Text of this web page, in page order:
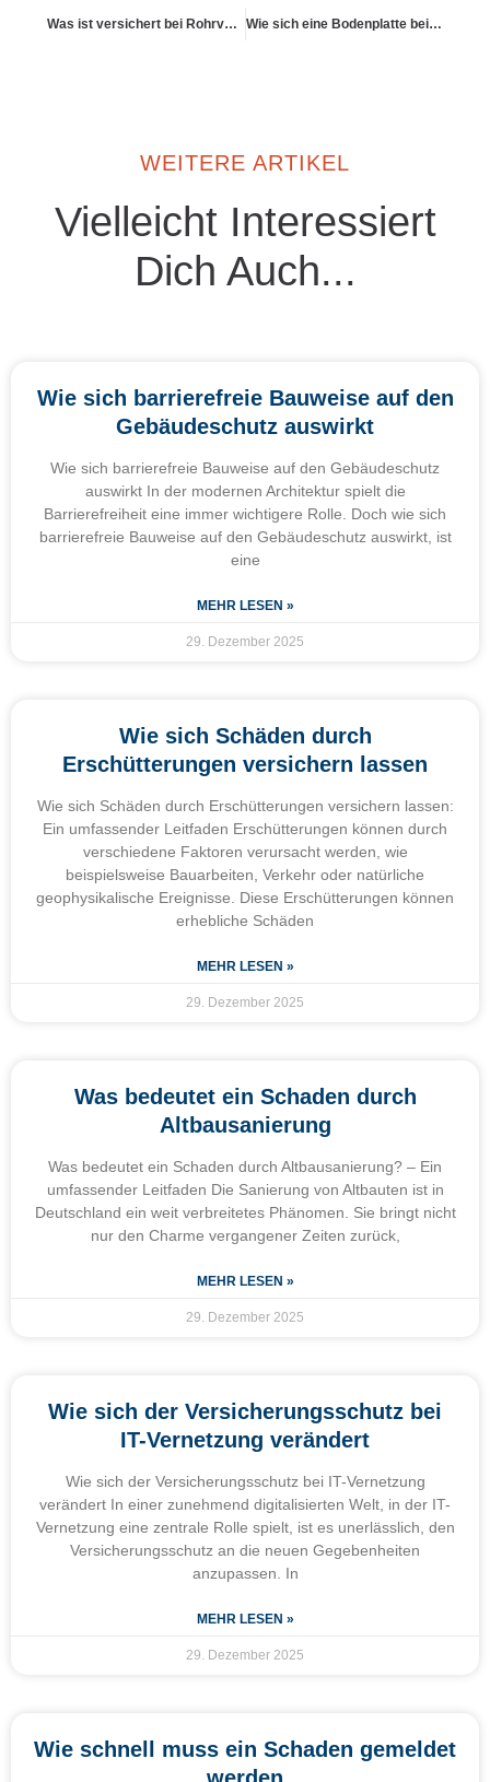
Was ist versichert bei Rohrverstopfung Wie sich eine Bodenplatte bei Rückstau absichern lässt
WEITERE ARTIKEL
Vielleicht Interessiert
Dich Auch...
Wie sich barrierefreie Bauweise auf den
Gebäudeschutz auswirkt
Wie sich barrierefreie Bauweise auf den Gebäudeschutz
auswirkt In der modernen Architektur spielt die
Barrierefreiheit eine immer wichtigere Rolle. Doch wie sich
barrierefreie Bauweise auf den Gebäudeschutz auswirkt, ist
eine
MEHR LESEN »
29. Dezember 2025
Wie sich Schäden durch
Erschütterungen versichern lassen
Wie sich Schäden durch Erschütterungen versichern lassen:
Ein umfassender Leitfaden Erschütterungen können durch
verschiedene Faktoren verursacht werden, wie
beispielsweise Bauarbeiten, Verkehr oder natürliche
geophysikalische Ereignisse. Diese Erschütterungen können
erhebliche Schäden
MEHR LESEN »
29. Dezember 2025
Was bedeutet ein Schaden durch
Altbausanierung
Was bedeutet ein Schaden durch Altbausanierung? – Ein
umfassender Leitfaden Die Sanierung von Altbauten ist in
Deutschland ein weit verbreitetes Phänomen. Sie bringt nicht
nur den Charme vergangener Zeiten zurück,
MEHR LESEN »
29. Dezember 2025
Wie sich der Versicherungsschutz bei
IT-Vernetzung verändert
Wie sich der Versicherungsschutz bei IT-Vernetzung
verändert In einer zunehmend digitalisierten Welt, in der IT-
Vernetzung eine zentrale Rolle spielt, ist es unerlässlich, den
Versicherungsschutz an die neuen Gegebenheiten
anzupassen. In
MEHR LESEN »
29. Dezember 2025
Wie schnell muss ein Schaden gemeldet